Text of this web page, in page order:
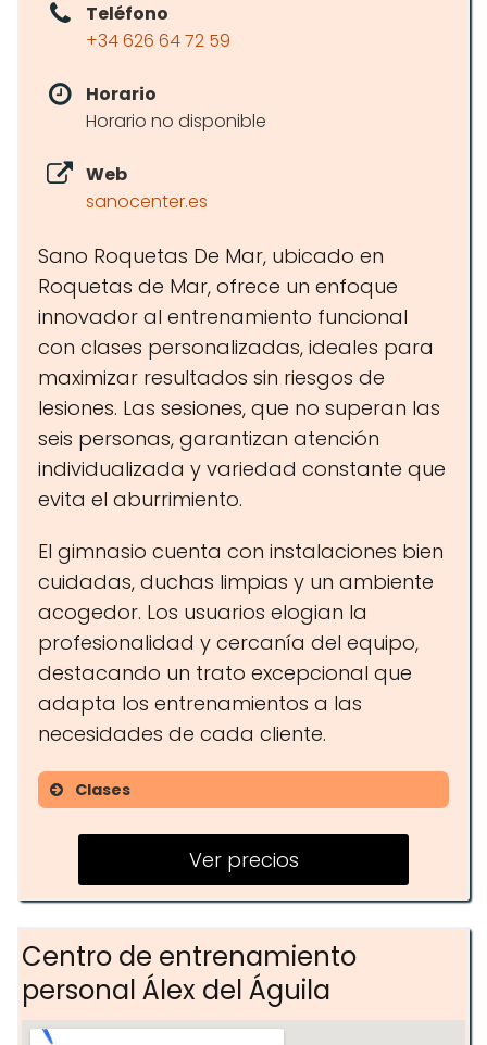
Teléfono
+34 626 64 72 59
Horario
Horario no disponible
Web
sanocenter.es
Sano Roquetas De Mar, ubicado en
Roquetas de Mar, ofrece un enfoque
innovador al entrenamiento funcional
con clases personalizadas, ideales para
maximizar resultados sin riesgos de
lesiones. Las sesiones, que no superan las
seis personas, garantizan atención
individualizada y variedad constante que
evita el aburrimiento.
El gimnasio cuenta con instalaciones bien
cuidadas, duchas limpias y un ambiente
acogedor. Los usuarios elogian la
profesionalidad y cercanía del equipo,
destacando un trato excepcional que
adapta los entrenamientos a las
necesidades de cada cliente.
Clases
Entrenamiento funcional
Clases personalizadas
Sesiones en grupo de hasta 6
personas
Ver precios
Centro de entrenamiento
personal Álex del Águila